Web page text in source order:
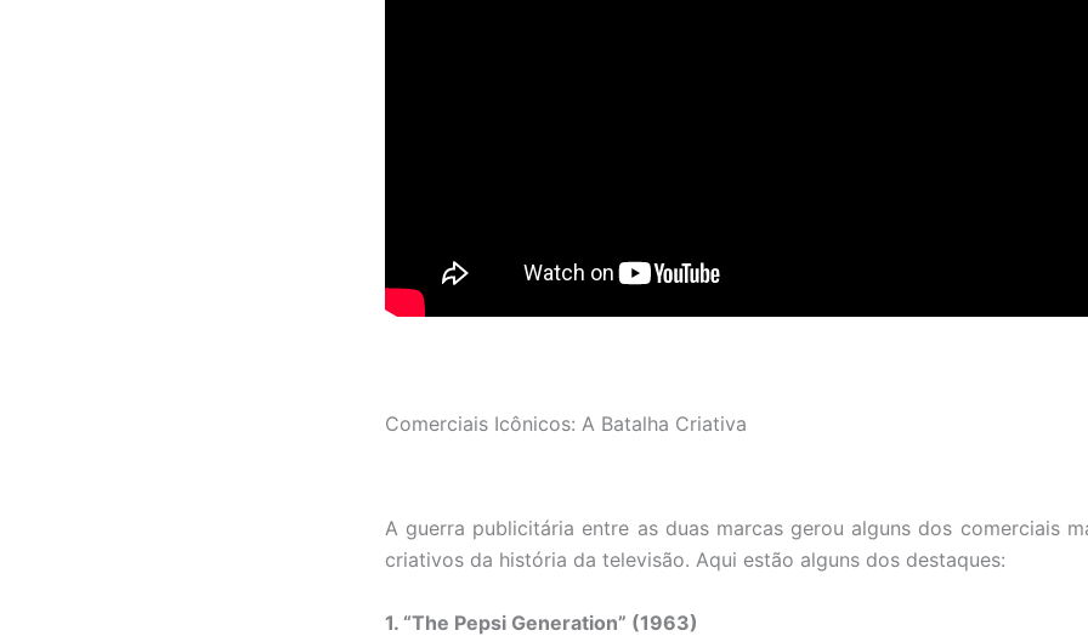
Comerciais Icônicos: A Batalha Criativa
A guerra publicitária entre as duas marcas gerou alguns dos comerciais
criativos da história da televisão. Aqui estão alguns dos destaques:
1. “The Pepsi Generation” (1963)